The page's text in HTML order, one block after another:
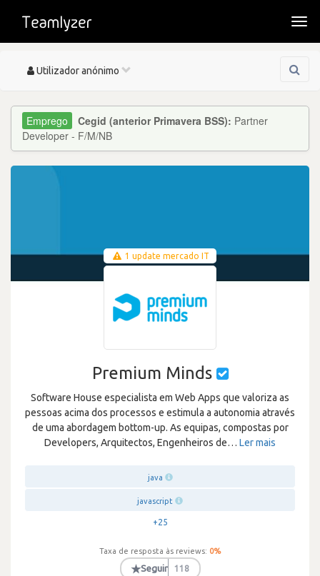
Toggle
Utilizador anónimo
Cegid (anterior Primavera BSS): Partner
Developer - F/M/NB
1 update mercado IT
Premium Minds
Software House especialista em Web Apps que valoriza as
pessoas acima dos processos e estimula a autonomia através
de uma abordagem bottom-up. As equipas, compostas por
Developers, Arquitectos, Engenheiros de… Ler mais
java
javascript
+25
Taxa de resposta às reviews: 0%
★Seguir 118